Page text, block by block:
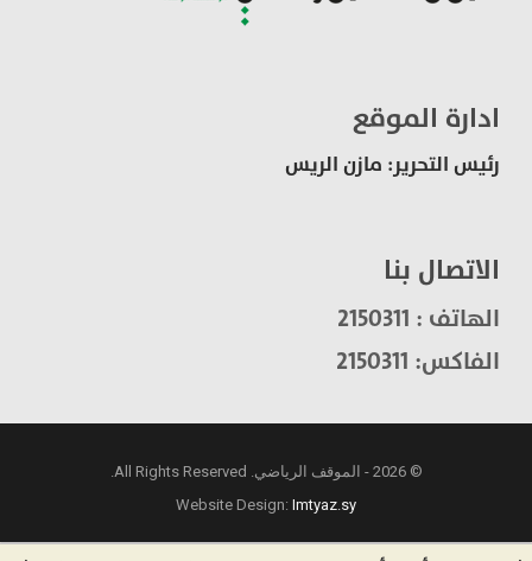
ادارة الموقع
رئيس التحرير: مازن الريس
الاتصال بنا
الهاتف : 2150311
الفاكس: 2150311
© 2026 - الموقف الرياضي. All Rights Reserved.
Website Design:Imtyaz.sy